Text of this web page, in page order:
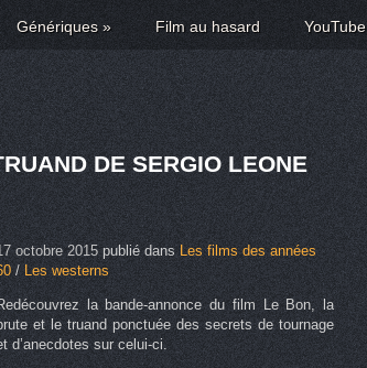
Génériques » Film au hasard YouTube
DE SERGIO LEONE
octobre 2015publié dans Les films des années
/ Les westerns
la bande-annonce du film Le Bon, la
et le truand ponctuée des secrets de tournage
d’anecdotes sur celui-ci.